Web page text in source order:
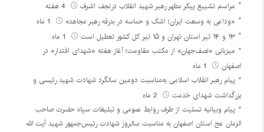
مراسم تشییع پیکر مطهر رهبر شهید انقلاب درنجف اشرف
«وداعی به وسعت ایران؛ اشک و حماسه در بدرقه رهبر مجاهد»
۱۳ و ۱۴ تیر استان تهران و ۱۵ تیر کل کشور تعطیل است
میزبانی «نصف‌جهان» از مکتب مقاومت؛ آغاز هفته «شهدای اقتدار» در
اصفهان
پیام رهبر انقلاب اسلامی به‌مناسبت دومین سالگرد شهادت شهید رئیسی و
بزرگداشت شهدای خدمت
پیام وبیانیه تسلیت از طرف روابط عمومی و تبلیغات سپاه حضرت صاحب
الزمان عج استان اصفهان به مناسبت سالروز شهادت رئیس‌جمهور شهید آیت الله